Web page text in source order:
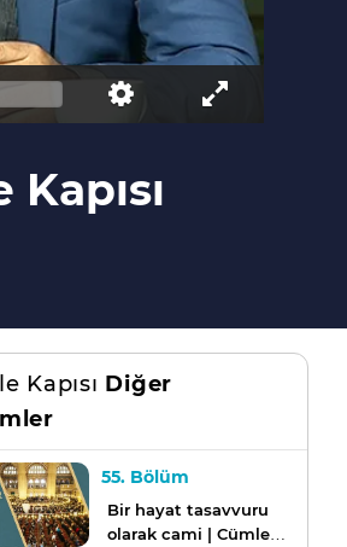
Kapısı Diğer
55. Bölüm
Bir hayat tasavvuru
olarak cami | Cümle